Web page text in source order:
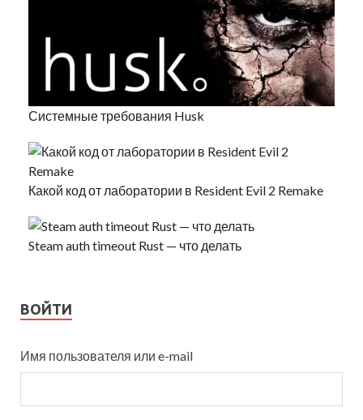
Системные требования Husk
Какой код от лаборатории в Resident Evil 2 Remake
Steam auth timeout Rust — что делать
ВОЙТИ
Имя пользователя или e-mail